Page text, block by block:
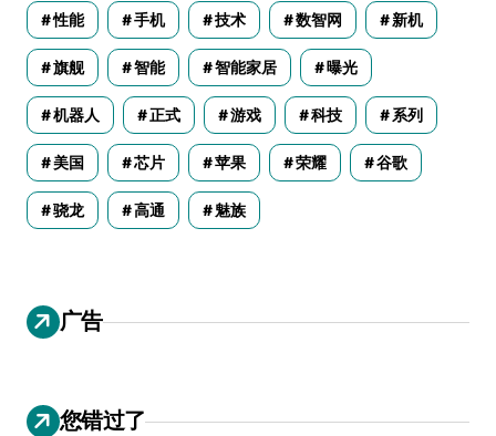
性能 手机 技术 数智网 新机
旗舰 智能 智能家居 曝光
机器人 正式 游戏 科技 系列
美国 芯片 苹果 荣耀 谷歌
骁龙 高通 魅族
广告
您错过了